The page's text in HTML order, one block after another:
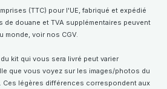
(TTC) pour l'UE, fabriqué et expédié
de douane et TVA supplémentaires peuvent
monde, voir nos CGV.
du kit qui vous sera livré peut varier
que vous voyez sur les images/photos du
Ces légères différences correspondent aux